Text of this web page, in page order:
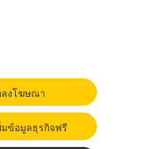
งโฆษณา
ข้อมูลธุรกิจฟรี